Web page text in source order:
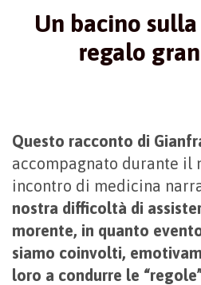
Un bacino
regalo
Questo racconto di
accompagnato durante il
incontro di medicina
nostra difficoltà di
morente, in quanto
siamo coinvolti,
loro a condurre le